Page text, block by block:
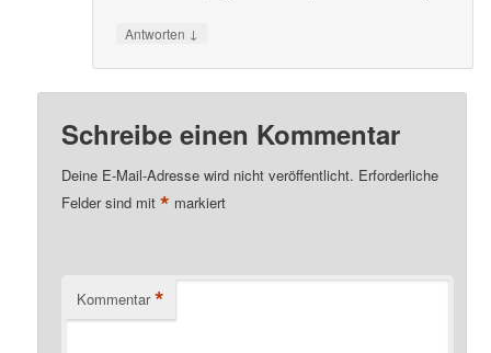
Antworten ↓
Schreibe einen Kommentar
Deine E-Mail-Adresse wird nicht veröffentlicht. Erforderliche
Felder sind mit* markiert
Kommentar *